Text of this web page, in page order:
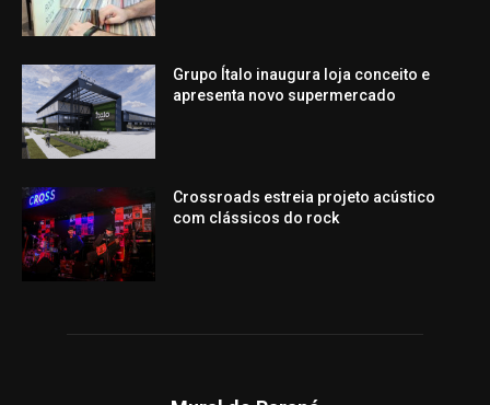
Grupo Ítalo inaugura loja conceito e
apresenta novo supermercado
Crossroads estreia projeto acústico
com clássicos do rock